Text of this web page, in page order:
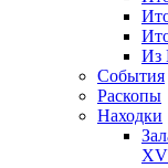
Из
События
Раскопы
Находки